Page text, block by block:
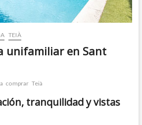
TEIÀ
unifamiliar en Sant
comprar Teià
tranquilidad y vistas